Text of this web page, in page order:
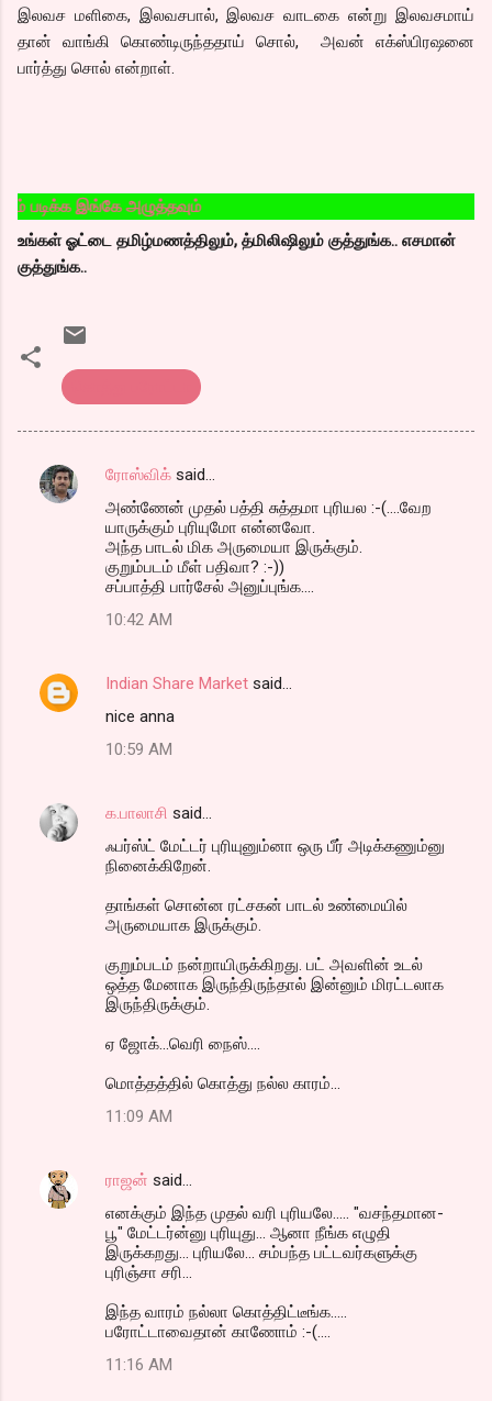
இலவச மளிகை, இலவசபால், இலவச வாடகை என்று இலவசமாய்
தான் வாங்கி கொண்டிருந்ததாய் சொல், அவன் எக்ஸ்பிரஷனை
பார்த்து சொல் என்றாள்.
அழுத்தவும்
உங்கள் ஓட்டை தமிழ்மணத்திலும், த்மிலிஷிலும் குத்துங்க.. எசமான்
குத்துங்க..
C
s
ரோஸ்விக் said…
அண்ணேன் முதல் பத்தி சுத்தமா புரியல :-(....வேற
யாருக்கும் புரியுமோ என்னவோ.
அந்த பாடல் மிக அருமையா இருக்கும்.
குறும்படம் மீள் பதிவா? :-))
சப்பாத்தி பார்சேல் அனுப்புங்க....
10:42 AM
Indian Share Market said…
nice anna
10:59 AM
க.பாலாசி said…
ஃபர்ஸ்ட் மேட்டர் புரியுனும்னா ஒரு பீர் அடிக்கணும்னு
நினைக்கிறேன்.
தாங்கள் சொன்ன ரட்சகன் பாடல் உண்மையில்
அருமையாக இருக்கும்.
குறும்படம் நன்றாயிருக்கிறது. பட் அவளின் உடல்
ஒத்த மேனாக இருந்திருந்தால் இன்னும் மிரட்டலாக
இருந்திருக்கும்.
ஏ ஜோக்...வெரி நைஸ்....
மொத்தத்தில் கொத்து நல்ல காரம்...
11:09 AM
ராஜன் said…
எனக்கும் இந்த முதல் வரி புரியலே..... "வசந்தமான-
பூ" மேட்டர்ன்னு புரியுது... ஆனா நீங்க எழுதி
இருக்கறது... புரியலே... சம்பந்த பட்டவர்களுக்கு
புரிஞ்சா சரி...
இந்த வாரம் நல்லா கொத்திட்டீங்க.....
பரோட்டாவைதான் காணோம் :-(....
11:16 AM